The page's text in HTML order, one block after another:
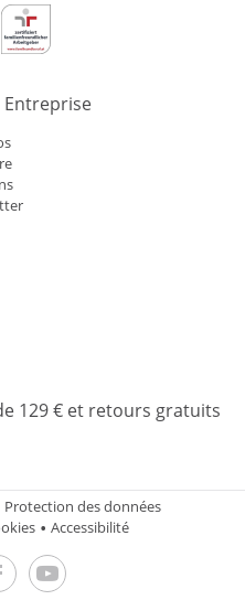
129 € et retours gratuits
Protection des données
Accessibilité